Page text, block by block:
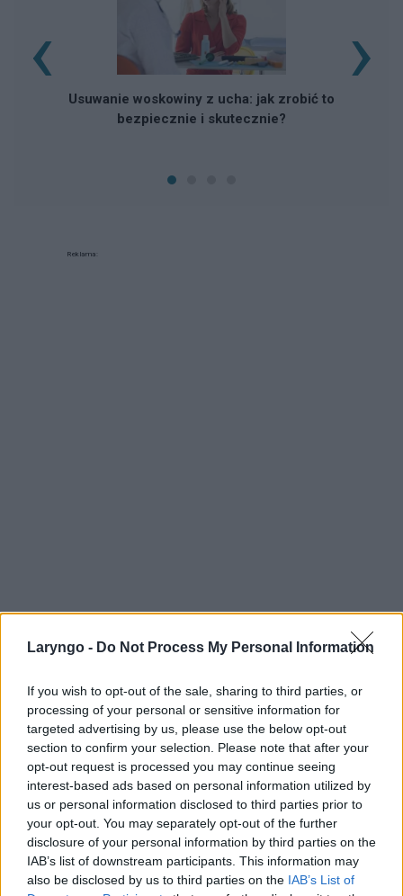
Laryngo - Do Not Process My Personal Information
If you wish to opt-out of the sale, sharing to third parties, or
processing of your personal or sensitive information for
targeted advertising by us, please use the below opt-out
section to confirm your selection. Please note that after your
opt-out request is processed you may continue seeing
interest-based ads based on personal information utilized by
us or personal information disclosed to third parties prior to
your opt-out. You may separately opt-out of the further
disclosure of your personal information by third parties on the
IAB’s list of downstream participants. This information may
also be disclosed by us to third parties on the IAB’s List of
Usuwanie woskowiny z ucha: jak zrobić to
bezpiecznie i skutecznie?
‹ ›
Reklama:
POPULARNE PORADY